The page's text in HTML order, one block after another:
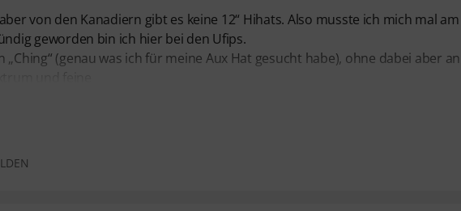
von den Kanadiern gibt es keine 12“ Hihats. Also musste ich mich mal am
geworden bin ich hier bei den Ufips.
(genau was ich für meine Aux Hat gesucht habe), ohne dabei aber an